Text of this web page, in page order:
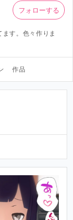
す。色々作りま
フォローする
作品